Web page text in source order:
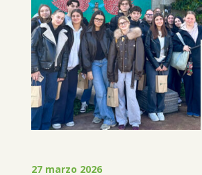
27 marzo 2026